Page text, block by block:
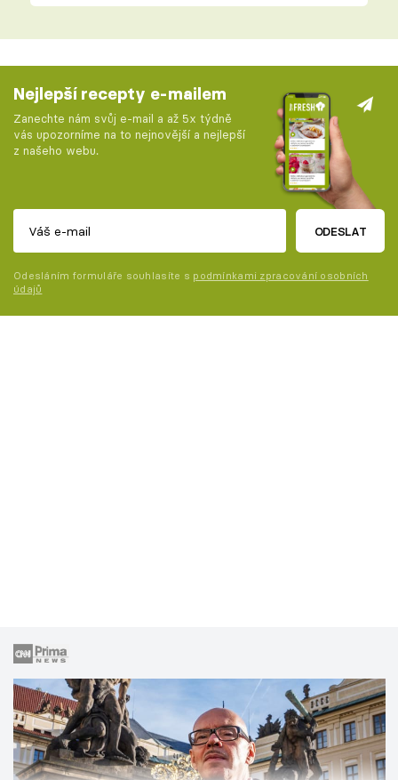
Nejlepší recepty e-mailem
Zanechte nám svůj e-mail a až 5x týdně
vás upozorníme na to nejnovější a nejlepší
z našeho webu.
ODESLAT
Odesláním formuláře souhlasíte s podmínkami zpracování osobních
údajů